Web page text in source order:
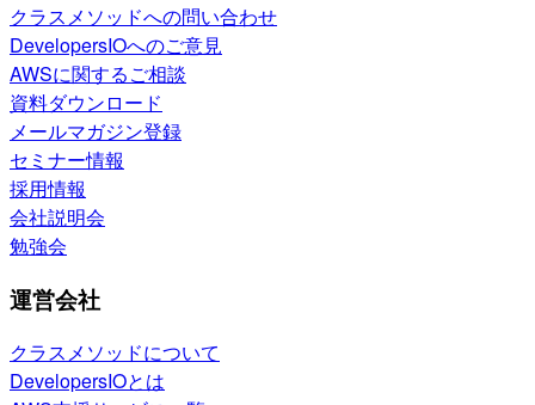
クラスメソッドへの問い合わせ
DevelopersIOへのご意見
AWSに関するご相談
資料ダウンロード
メールマガジン登録
セミナー情報
採用情報
会社説明会
勉強会
運営会社
クラスメソッドについて
DevelopersIOとは